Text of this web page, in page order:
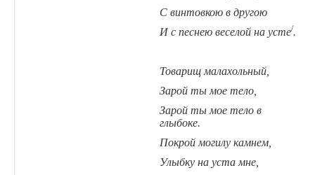
С винтовкою в другою
И с песнею веселой на усте/.
Товарищ малахольный,
Зарой ты мое тело,
Зарой ты мое тело в
глыбоке.
Покрой могилу камнем,
Улыбку на уста мне,